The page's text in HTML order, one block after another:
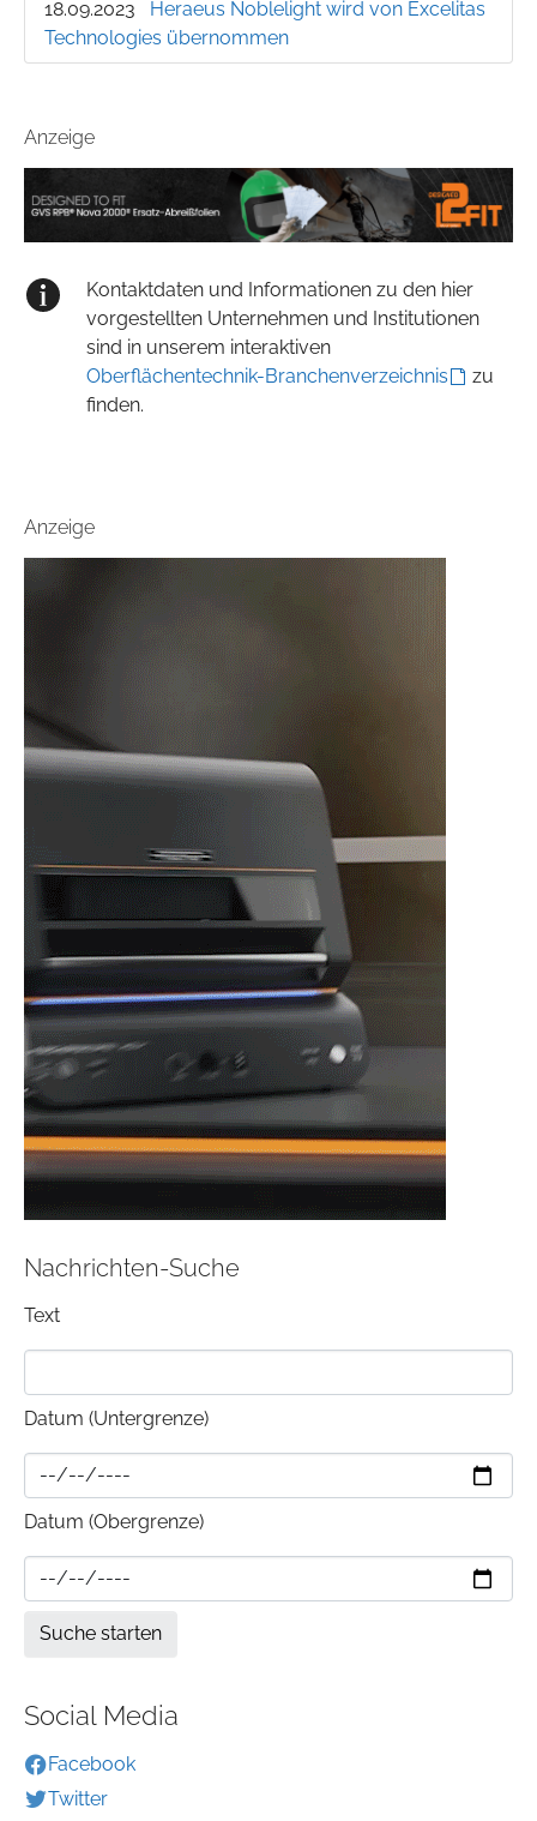
18.09.2023
Heraeus Noblelight wird von Excelitas
Technologies übernommen
Anzeige
Kontaktdaten und Informationen zu den hier
vorgestellten Unternehmen und Institutionen
sind in unserem interaktiven
Oberflächentechnik-Branchenverzeichnis
zu
finden.
Anzeige
Nachrichten-Suche
Text
Datum (Untergrenze)
Datum (Obergrenze)
Social Media
Facebook
Twitter